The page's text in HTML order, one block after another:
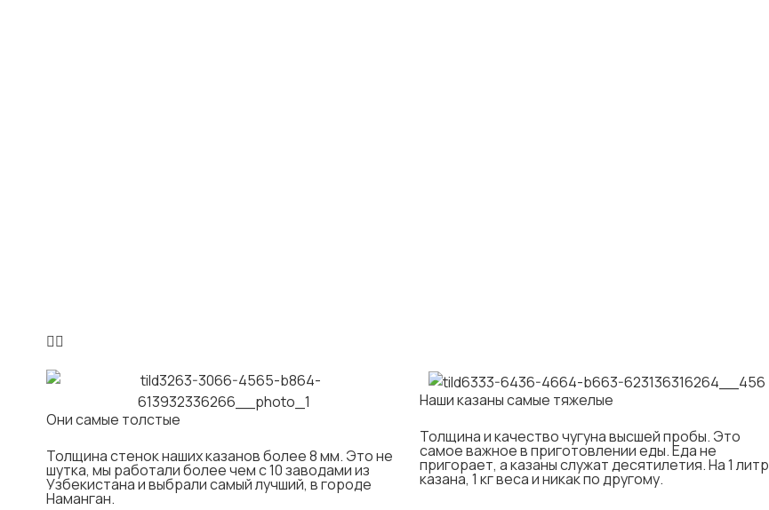
Они самые толстые
Толщина стенок наших казанов более 8 мм. Это не
шутка, мы работали более чем с 10 заводами из
Узбекистана и выбрали самый лучший, в городе
Наманган.
Наши казаны самые тяжелые
Толщина и качество чугуна высшей пробы. Это
самое важное в приготовлении еды. Еда не
пригорает, а казаны служат десятилетия. На 1 литр
казана, 1 кг веса и никак по другому.